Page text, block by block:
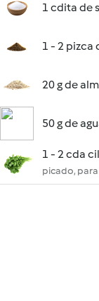
1 cdita de
1 - 2 pizca
20 g de
50 g de
1 - 2 cda
picado,